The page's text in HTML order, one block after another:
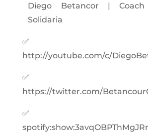
Diego Betancor | Coach
Solidaria
✅
http://youtube.com/c/
✅
https://twitter.com/
✅